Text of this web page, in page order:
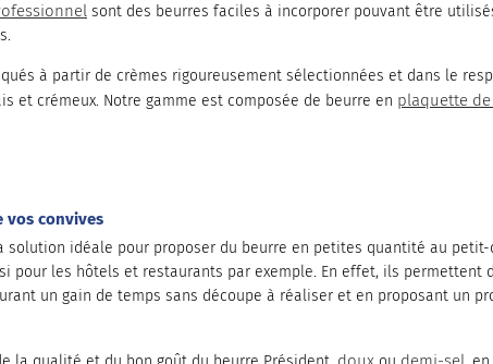
sont des beurres faciles à incorporer pouvant être
à partir de crèmes rigoureusement sélectionnées et dans le
et crémeux. Notre gamme est composée de beurre en plaquette de
vos convives
solution idéale pour proposer du beurre en petites quantité au
pour les hôtels et restaurants par exemple. En effet, ils
un gain de temps sans découpe à réaliser et en proposant un